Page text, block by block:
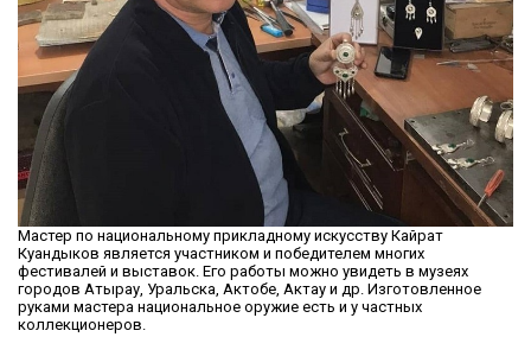
Мастер по национальному прикладному искусству Кайрат
Куандыков является участником и победителем многих
фестивалей и выставок. Его работы можно увидеть в музеях
городов Атырау, Уральска, Актобе, Актау и др. Изготовленное
руками мастера национальное оружие есть и у частных
коллекционеров.